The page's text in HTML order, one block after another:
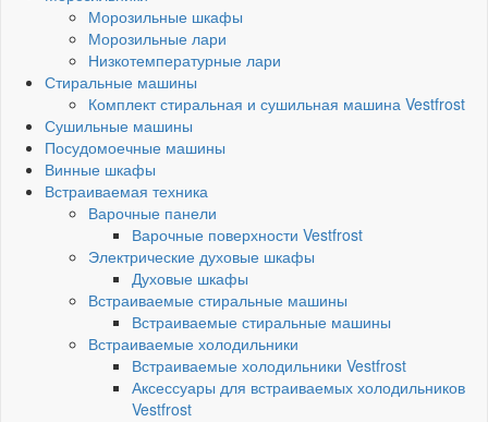
Морозильные шкафы
Морозильные лари
Низкотемпературные лари
Стиральные машины
Комплект стиральная и сушильная машина Vestfrost
Сушильные машины
Посудомоечные машины
Винные шкафы
Встраиваемая техника
Варочные панели
Варочные поверхности Vestfrost
Электрические духовые шкафы
Духовые шкафы
Встраиваемые стиральные машины
Встраиваемые стиральные машины
Встраиваемые холодильники
Встраиваемые холодильники Vestfrost
Аксессуары для встраиваемых холодильников
Vestfrost